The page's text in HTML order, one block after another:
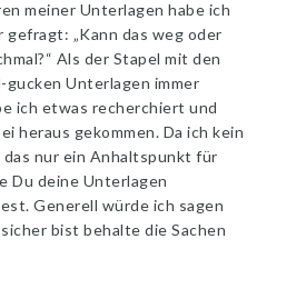
meiner Unterlagen habe ich
gefragt: „Kann das weg oder
Als der Stapel mit den
gucken Unterlagen immer
ich etwas recherchiert und
heraus gekommen. Da ich kein
das nur ein Anhaltspunkt für
Du deine Unterlagen
Generell würde ich sagen
bist behalte die Sachen